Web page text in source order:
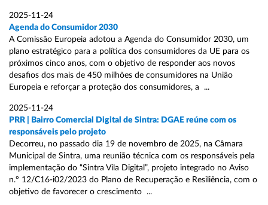
2025-11-24
Agenda do Consumidor 2030
A Comissão Europeia adotou a Agenda do Consumidor 2030, um
plano estratégico para a política dos consumidores da UE para os
próximos cinco anos, com o objetivo de responder aos novos
desafios dos mais de 450 milhões de consumidores na União
Europeia e reforçar a proteção dos consumidores, a ...
2025-11-24
PRR | Bairro Comercial Digital de Sintra: DGAE reúne com os
responsáveis pelo projeto
Decorreu, no passado dia 19 de novembro de 2025, na Câmara
Municipal de Sintra, uma reunião técnica com os responsáveis pela
implementação do “Sintra Vila Digital”, projeto integrado no Aviso
n.º 12/C16-i02/2023 do Plano de Recuperação e Resiliência, com o
objetivo de favorecer o crescimento ...